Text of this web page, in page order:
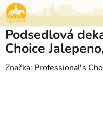
Přejít
na
obsah
Podsedlová
Choice
Značka: Professional's